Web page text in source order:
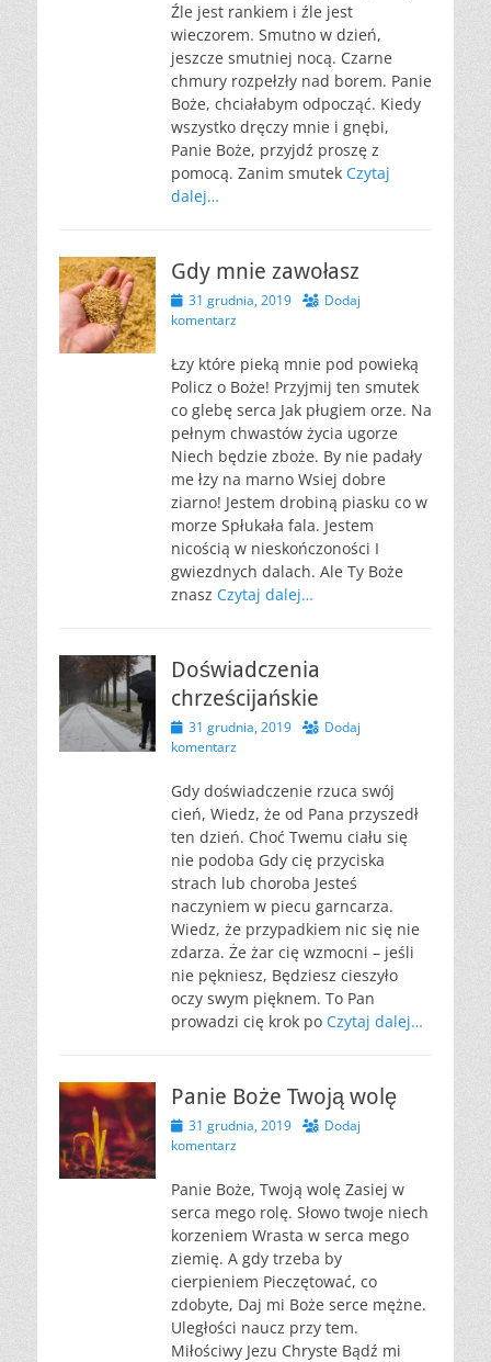
Źle jest rankiem i źle jest
wieczorem. Smutno w dzień,
jeszcze smutniej nocą. Czarne
chmury rozpełzły nad borem. Panie
Boże, chciałabym odpocząć. Kiedy
wszystko dręczy mnie i gnębi,
Panie Boże, przyjdź proszę z
pomocą. Zanim smutek Czytaj
dalej…
Gdy mnie zawołasz
Opublikowano
31 grudnia, 2019
Dodaj
komentarz
Łzy które pieką mnie pod powieką
Policz o Boże! Przyjmij ten smutek
co glebę serca Jak pługiem orze. Na
pełnym chwastów życia ugorze
Niech będzie zboże. By nie padały
me łzy na marno Wsiej dobre
ziarno! Jestem drobiną piasku co w
morze Spłukała fala. Jestem
nicością w nieskończoności I
gwiezdnych dalach. Ale Ty Boże
znasz Czytaj dalej…
Doświadczenia
chrześcijańskie
Opublikowano
31 grudnia, 2019
Dodaj
komentarz
Gdy doświadczenie rzuca swój
cień, Wiedz, że od Pana przyszedł
ten dzień. Choć Twemu ciału się
nie podoba Gdy cię przyciska
strach lub choroba Jesteś
naczyniem w piecu garncarza.
Wiedz, że przypadkiem nic się nie
zdarza. Że żar cię wzmocni – jeśli
nie pękniesz, Będziesz cieszyło
oczy swym pięknem. To Pan
prowadzi cię krok po Czytaj dalej…
Panie Boże Twoją wolę
Opublikowano
31 grudnia, 2019
Dodaj
komentarz
Panie Boże, Twoją wolę Zasiej w
serca mego rolę. Słowo twoje niech
korzeniem Wrasta w serca mego
ziemię. A gdy trzeba by
cierpieniem Pieczętować, co
zdobyte, Daj mi Boże serce mężne.
Uległości naucz przy tem.
Miłościwy Jezu Chryste Bądź mi